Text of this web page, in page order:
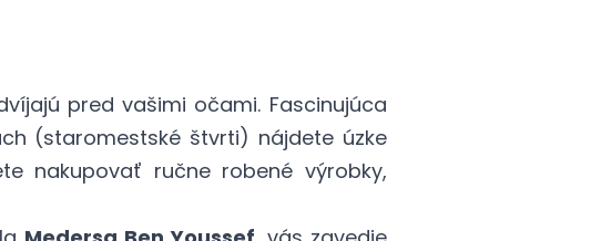
pred vašimi očami. Fascinujúca
(staromestské štvrti) nájdete úzke
nakupovať ručne robené výrobky,